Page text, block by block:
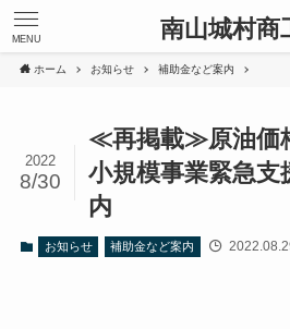
南山城村商
MENU
ホーム お知らせ 補助金など案内
≪再掲載≫原油価
小規模事業緊急支
内
2022
8/30
お知らせ 補助金など案内